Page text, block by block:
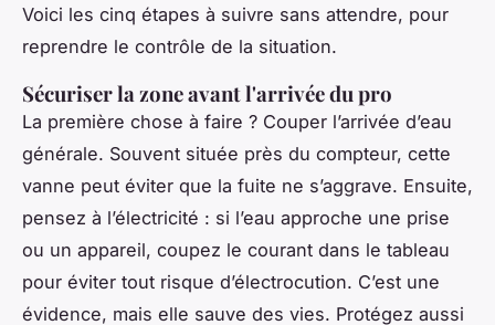
Voici les cinq étapes à suivre sans attendre, pour
reprendre le contrôle de la situation.
Sécuriser la zone avant l'arrivée du pro
La première chose à faire ? Couper l’arrivée d’eau
générale. Souvent située près du compteur, cette
vanne peut éviter que la fuite ne s’aggrave. Ensuite,
pensez à l’électricité : si l’eau approche une prise
ou un appareil, coupez le courant dans le tableau
pour éviter tout risque d’électrocution. C’est une
évidence, mais elle sauve des vies. Protégez aussi